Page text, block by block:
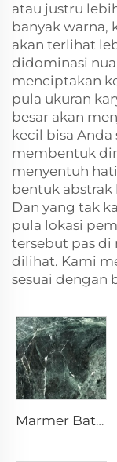
atau justru
banyak warna,
akan terlihat
didominasi
menciptakan
pula ukuran
besar akan
kecil bisa Anda
membentuk
menyentuh
bentuk
Dan yang tak
pula lokasi
tersebut pas di
dilihat. Kami
sesuai dengan
Marmer Batu Alam Prada Green Hijau dengan Urat dan Pola Putih